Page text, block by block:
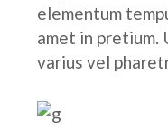
elementum
amet in pretium.
varius vel